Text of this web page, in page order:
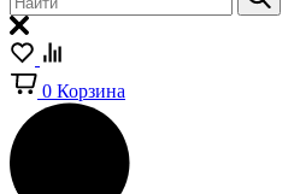
0 Корзина